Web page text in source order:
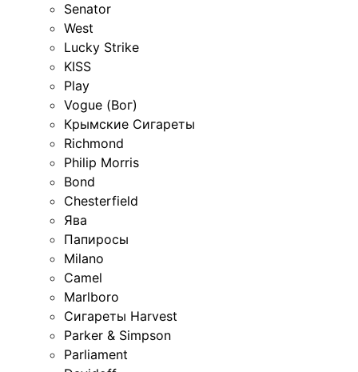
Senator
West
Lucky Strike
KISS
Play
Vogue (Вог)
Крымские Сигареты
Richmond
Philip Morris
Bond
Chesterfield
Ява
Папиросы
Milano
Camel
Marlboro
Сигареты Harvest
Parker & Simpson
Parliament